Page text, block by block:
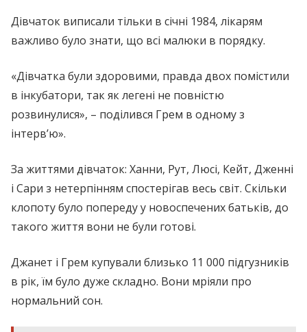
Дівчаток виписали тільки в січні 1984, лікарям
важливо було знати, що всі малюки в порядку.
«Дівчатка були здоровими, правда двох помістили
в інкубатори, так як лeгeні не повністю
розвинулися», – поділився Грем в одному з
інтерв’ю».
За життями дівчаток: Ханни, Рут, Люсі, Кейт, Дженні
і Сари з нетерпінням спостерігав весь світ. Скільки
клопоту було попереду у новоспечених батьків, до
такого життя вони не були готові.
Джанет і Грем купували близько 11 000 підгузників
в рік, їм було дуже складно. Вони мріяли про
нормальний сон.